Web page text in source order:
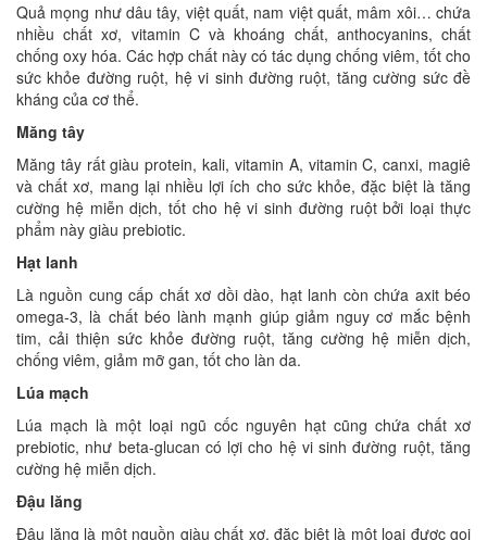
Quả mọng như dâu tây, việt quất, nam việt quất, mâm xôi… chứa
nhiều chất xơ, vitamin C và khoáng chất, anthocyanins, chất
chống oxy hóa. Các hợp chất này có tác dụng chống viêm, tốt cho
sức khỏe đường ruột, hệ vi sinh đường ruột, tăng cường sức đề
kháng của cơ thể.
Măng tây
Măng tây rất giàu protein, kali, vitamin A, vitamin C, canxi, magiê
và chất xơ, mang lại nhiều lợi ích cho sức khỏe, đặc biệt là tăng
cường hệ miễn dịch, tốt cho hệ vi sinh đường ruột bởi loại thực
phẩm này giàu prebiotic.
Hạt lanh
Là nguồn cung cấp chất xơ dồi dào, hạt lanh còn chứa axit béo
omega-3, là chất béo lành mạnh giúp giảm nguy cơ mắc bệnh
tim, cải thiện sức khỏe đường ruột, tăng cường hệ miễn dịch,
chống viêm, giảm mỡ gan, tốt cho làn da.
Lúa mạch
Lúa mạch là một loại ngũ cốc nguyên hạt cũng chứa chất xơ
prebiotic, như beta-glucan có lợi cho hệ vi sinh đường ruột, tăng
cường hệ miễn dịch.
Đậu lăng
Đậu lăng là một nguồn giàu chất xơ, đặc biệt là một loại được gọi